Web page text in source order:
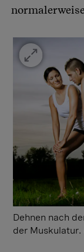
Dehnen nach
der Muskulatur.